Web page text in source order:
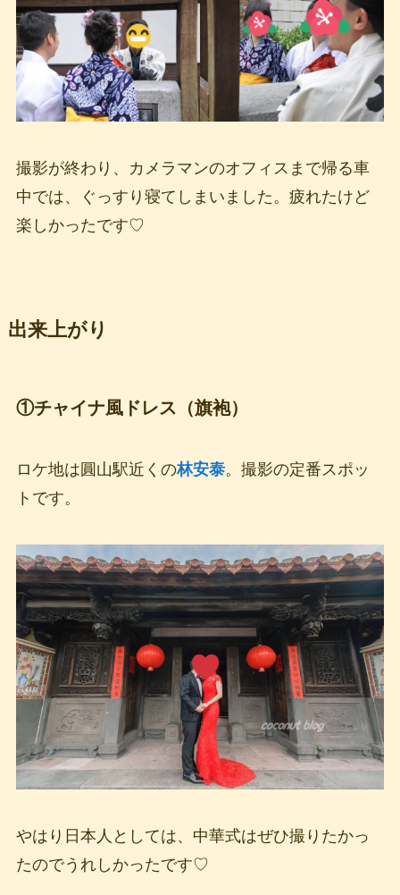
撮影が終わり、カメラマンのオフィスまで帰る車
中では、ぐっすり寝てしまいました。疲れたけど
楽しかったです♡
出来上がり
①チャイナ風ドレス（旗袍）
ロケ地は圓山駅近くの林安泰。撮影の定番スポッ
トです。
やはり日本人としては、中華式はぜひ撮りたかっ
たのでうれしかったです♡